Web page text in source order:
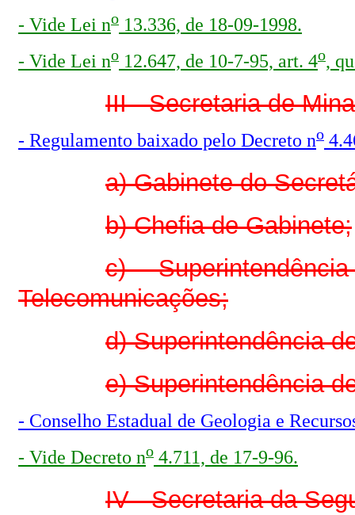
- Vide Lei no 13.336, de 18-09-1998.
- Vide Lei no 12.647, de 10-7-95, art. 4o,
III - Secretaria de
- Regulamento baixado pelo Decreto no
a) Gabinete do
b) Chefia de Gabinete;
c)
Telecomunicações;
d) Superintendência
e) Superintendência
- Conselho Estadual de Geologia e
- Vide Decreto no 4.711, de 17-9-96.
IV - Secretaria da